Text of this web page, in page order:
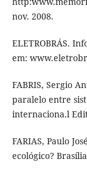
nov. 2008.
ELETROBRÁS.
em:
FABRIS, Sergio
paralelo entre
internaciona.l
FARIAS, Paulo
ecológico?